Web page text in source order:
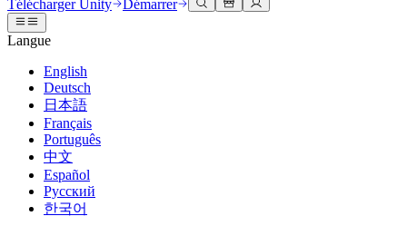
Moteur Unity
Créez des jeux 2D et 3D pour n'importe quelle plateforme
Collaboration
Collaborez et itérez rapidement avec votre équipe
Télécharger Unity
Offres et tarifs
Déployez
Multiplateforme
Collaboration 3D
Construisez et révisez des projets 3D en temps réel
Formation immersive
Entraînez-vous dans des environnements immersifs
Expériences client
Créez des expériences interactives 3D
Secteurs
Fabrication
Documentation
Outils de développement
Versions de publication et suivi des problèmes
Feuille de route
Examiner les fonctionnalités à venir
Glossaire
Discussions
Événements
Événements mondiaux et locaux
Histoires de la communauté
Made with Unity
Mise en avant des créateurs Unity
Unity Learn
Maîtrisez les compétences Unity gratuitement
Formation professionnelle
Améliorez votre équipe avec des formateurs Unity
Vous découvrez Unity ?
Démarrer
Démarrez votre apprentissage
Parcours essentiels Unity
Obtenir de l'aide
Vous aider à réussir avec Unity
Plans de succès
Atteignez vos objectifs plus rapidement avec un support expert
FAQ
Réponses aux questions courantes
Contactez-nous.
Connectez-vous avec notre équipe
Télécharger Unity Démarrer
Langue
English
Deutsch
日本語
Français
Português
中文
Español
Русский
한국어